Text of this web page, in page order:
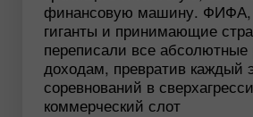
финансовую машину. ФИФА,
гиганты и принимающие
переписали все абсолютные
доходам, превратив каждый
соревнований в
коммерческий слот